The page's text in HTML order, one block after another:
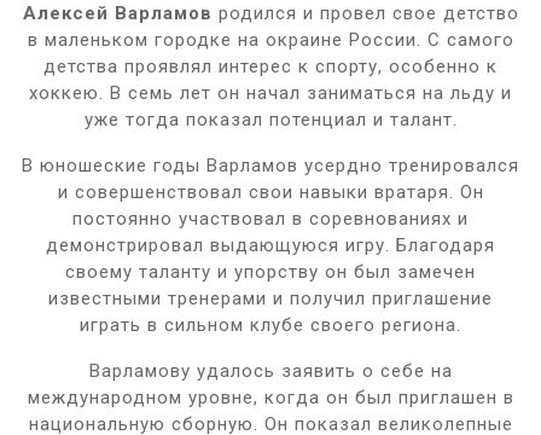
Алексей Варламов родился и провел свое детство
в маленьком городке на окраине России. С самого
детства проявлял интерес к спорту, особенно к
хоккею. В семь лет он начал заниматься на льду и
уже тогда показал потенциал и талант.
В юношеские годы Варламов усердно тренировался
и совершенствовал свои навыки вратаря. Он
постоянно участвовал в соревнованиях и
демонстрировал выдающуюся игру. Благодаря
своему таланту и упорству он был замечен
известными тренерами и получил приглашение
играть в сильном клубе своего региона.
Варламову удалось заявить о себе на
международном уровне, когда он был приглашен в
национальную сборную. Он показал великолепные